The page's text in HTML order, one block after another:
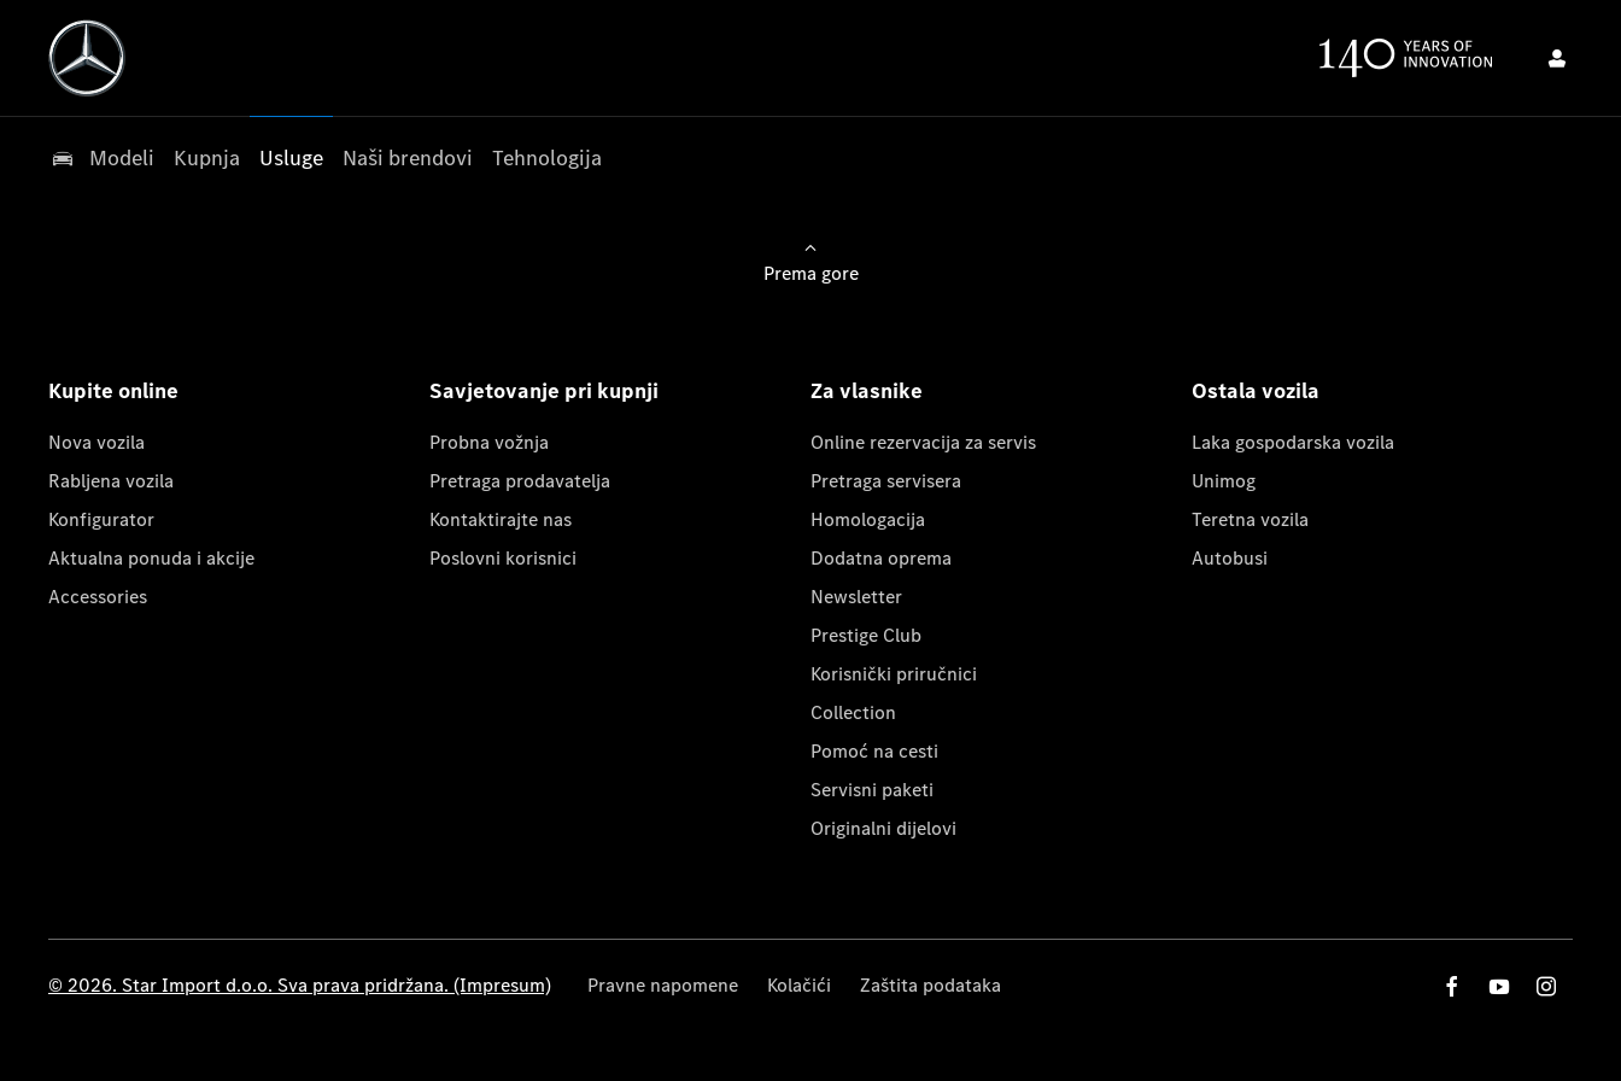
Modeli Kupnja Usluge Naši brendovi Tehnologija
Prema gore
Kupite online
Nova vozila
Rabljena vozila
Konfigurator
Aktualna ponuda i akcije
Accessories
Savjetovanje pri kupnji
Probna vožnja
Pretraga prodavatelja
Kontaktirajte nas
Poslovni korisnici
Za vlasnike
Online rezervacija za servis
Pretraga servisera
Homologacija
Dodatna oprema
Newsletter
Prestige Club
Korisnički priručnici
Collection
Pomoć na cesti
Servisni paketi
Originalni dijelovi
Ostala vozila
Laka gospodarska vozila
Unimog
Teretna vozila
Autobusi
© 2026. Star Import d.o.o. Sva prava pridržana. (Impresum) Pravne napomene Kolačići Zaštita podataka